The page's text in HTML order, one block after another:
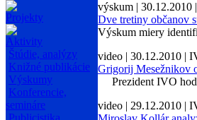
Projekty
Aktivity
Štúdie, analýzy
Knižné publikácie
Výskumy
Konferencie,
semináre
Publicistika
výskum | 30.12.2010
Dve tretiny občanov
Výskum miery
video | 30.12.2010 |
Grigorij Mesežnikov
Prezident IVO
video | 29.12.2010 |